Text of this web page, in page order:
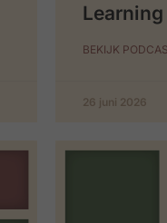
Learning
BEKIJK
26 juni 2026